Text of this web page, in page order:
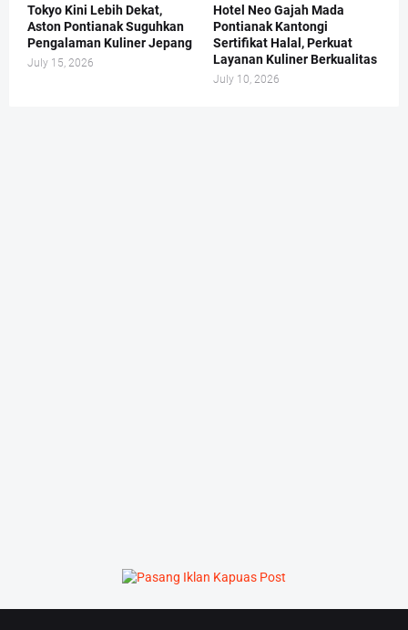
Tokyo Kini Lebih Dekat,
Aston Pontianak Suguhkan
Pengalaman Kuliner Jepang
July 15, 2026
Hotel Neo Gajah Mada
Pontianak Kantongi
Sertifikat Halal, Perkuat
Layanan Kuliner Berkualitas
July 10, 2026